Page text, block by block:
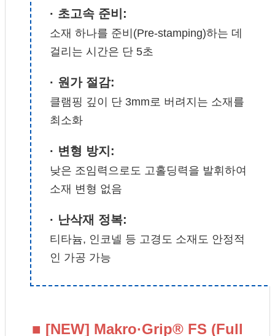
· 초고속 준비:
소재 하나를 준비(Pre-stamping)하는 데
걸리는 시간은 단 5초
· 원가 절감:
클램핑 깊이 단 3mm로 버려지는 소재를
최소화
· 변형 방지:
낮은 조임력으로도 고홀딩력을 발휘하여
소재 변형 없음
· 난삭재 정복:
티타늄, 인코넬 등 고경도 소재도 안정적
인 가공 가능
■ [NEW] Makro·Grip® FS (Full